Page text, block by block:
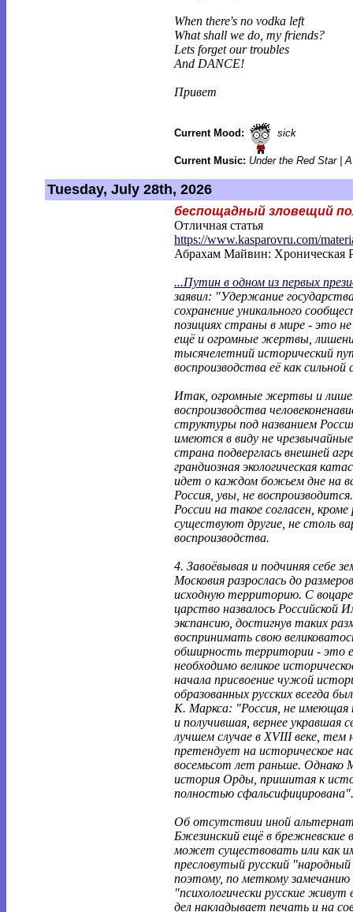
When there's no vodka left
What shall we do, my friends?
Lets forget our troubles
And DANCE!
Привет
Current Mood: sick
Current Music: Under the Red Star |
Tuesday, July 28th, 2026
беспощадный зловещий
Отличная статья
https://www.kasparovru.com/
Абрахам Майвин: Хроническая
...Путин в одном из первых
заявил: "Удержание
сохранение уникального
позициях страны в мире - это
ещё и огромные жертвы,
тысячелетний исторический
воспроизводства её как
Итак, огромные жертвы и
воспроизводства
структуры под названием
имеются в виду не
страна подверглась внешней
грандиозная экологическая
идет о каждом божьем дне на
Россия, увы, не
России на такое согласен,
существуют другие, не столь
воспроизводства.
4. Завоёвывая и подчиняя себе
Московия разрослась до
исходную территорию. С
царство назвалось Российской
экспансию, достигнув таких
воспринимать свою
обширность территории - это
необходимо великое
начала присвоение чужой
образованных русских всегда
К. Маркса: "Россия, не имеющая
и получившая, вернее укравшая
лучшем случае в XVIII веке, тем
претендует на историческое
восемьсот лет раньше. Однако
история Орды, пришитая к
полностью сфальсифицирована".
Об отсутствии иной
Бжезинский ещё в брежневские
может существовать или как
пресловутый русский
поэтому, по меткому
"психологически русские
дел накладывает печать и на